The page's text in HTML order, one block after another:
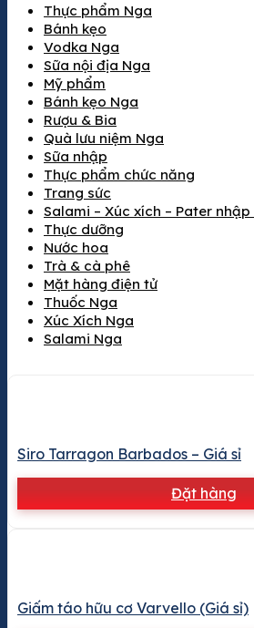
Thực phẩm Nga
Bánh kẹo
Vodka Nga
Sữa nội địa Nga
Mỹ phẩm
Bánh kẹo Nga
Rượu & Bia
Quà lưu niệm Nga
Sữa nhập
Thực phẩm chức năng
Trang sức
Salami – Xúc xích – Pater nhập
Thực dưỡng
Nước hoa
Trà & cà phê
Mặt hàng điện tử
Thuốc Nga
Xúc Xích Nga
Salami Nga
Siro Tarragon Barbados – Giá sỉ
Đặt hàng
Giấm táo hữu cơ Varvello (Giá sỉ)